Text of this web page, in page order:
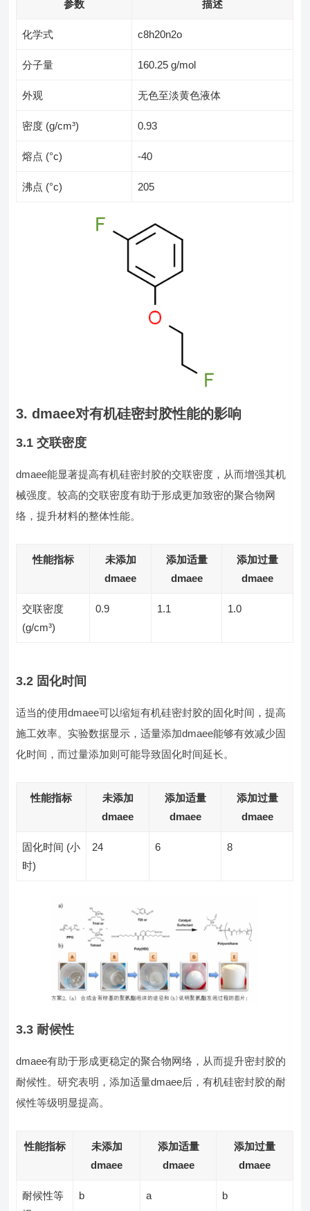
参数 描述
化学式 c8h20n2o
分子量 160.25 g/mol
外观 无色至淡黄色液体
密度 (g/cm³) 0.93
熔点 (°c) -40
沸点 (°c) 205
3. dmaee对有机硅密封胶性能的影响
3.1 交联密度
dmaee能显著提高有机硅密封胶的交联密度，从而增强其机
械强度。较高的交联密度有助于形成更加致密的聚合物网
络，提升材料的整体性能。
性能指标
未添加
dmaee
添加适量
dmaee
添加过量
dmaee
交联密度
(g/cm³)
0.9 1.1 1.0
3.2 固化时间
适当的使用dmaee可以缩短有机硅密封胶的固化时间，提高
施工效率。实验数据显示，适量添加dmaee能够有效减少固
化时间，而过量添加则可能导致固化时间延长。
性能指标
未添加
dmaee
添加适量
dmaee
添加过量
dmaee
固化时间 (小
时)
24 6 8
3.3 耐候性
dmaee有助于形成更稳定的聚合物网络，从而提升密封胶的
耐候性。研究表明，添加适量dmaee后，有机硅密封胶的耐
候性等级明显提高。
性能指标
未添加
dmaee
添加适量
dmaee
添加过量
dmaee
耐候性等
b a b